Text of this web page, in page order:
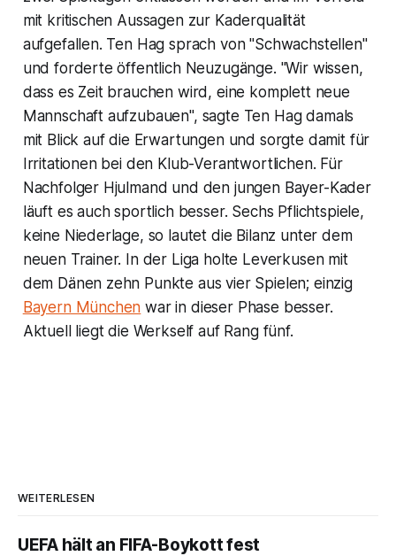
mit kritischen Aussagen zur Kaderqualität
aufgefallen. Ten Hag sprach von "Schwachstellen"
und forderte öffentlich Neuzugänge. "Wir wissen,
dass es Zeit brauchen wird, eine komplett neue
Mannschaft aufzubauen", sagte Ten Hag damals
mit Blick auf die Erwartungen und sorgte damit für
Irritationen bei den Klub-Verantwortlichen. Für
Nachfolger Hjulmand und den jungen Bayer-Kader
läuft es auch sportlich besser. Sechs Pflichtspiele,
keine Niederlage, so lautet die Bilanz unter dem
neuen Trainer. In der Liga holte Leverkusen mit
dem Dänen zehn Punkte aus vier Spielen; einzig
Bayern München war in dieser Phase besser.
Aktuell liegt die Werkself auf Rang fünf.
WEITERLESEN
UEFA hält an FIFA-Boykott fest